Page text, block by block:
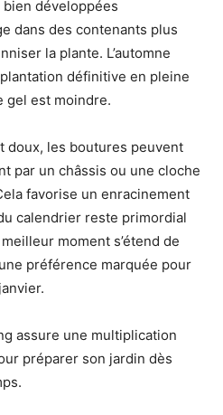
développées
dans des contenants plus
la plante. L’automne
définitive en pleine
gel est moindre.
doux, les boutures peuvent
par un châssis ou une cloche
favorise un enracinement
calendrier reste primordial
moment s’étend de
préférence marquée pour
assure une multiplication
préparer son jardin dès